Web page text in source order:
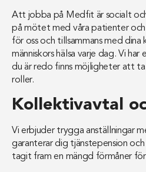
Att jobba på Medfit är socialt
på mötet med våra patienter
för oss och tillsammans med
människors hälsa varje dag. Vi
du är redo finns möjligheter att
roller.
Kollektivavtal
Vi erbjuder trygga anställningar
garanterar dig tjänstepension och
tagit fram en mängd förmåner